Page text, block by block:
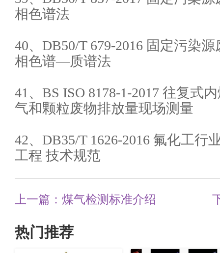
相色谱法
40、DB50/T 679-2016 固定污染
相色谱—质谱法
41、BS ISO 8178-1-2017 往复式
气和颗粒废物排放量现场测量
42、DB35/T 1626-2016 氟化工行
工程 技术规范
上一篇：煤气检测标准介绍
热门推荐